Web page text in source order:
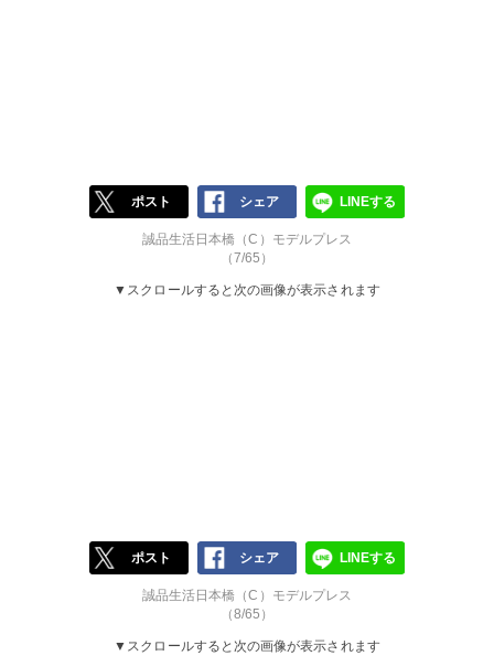
ポスト シェア LINEする
誠品生活日本橋（C）モデルプレス
（7/65）
▼スクロールすると次の画像が表示されます
ポスト シェア LINEする
誠品生活日本橋（C）モデルプレス
（8/65）
▼スクロールすると次の画像が表示されます